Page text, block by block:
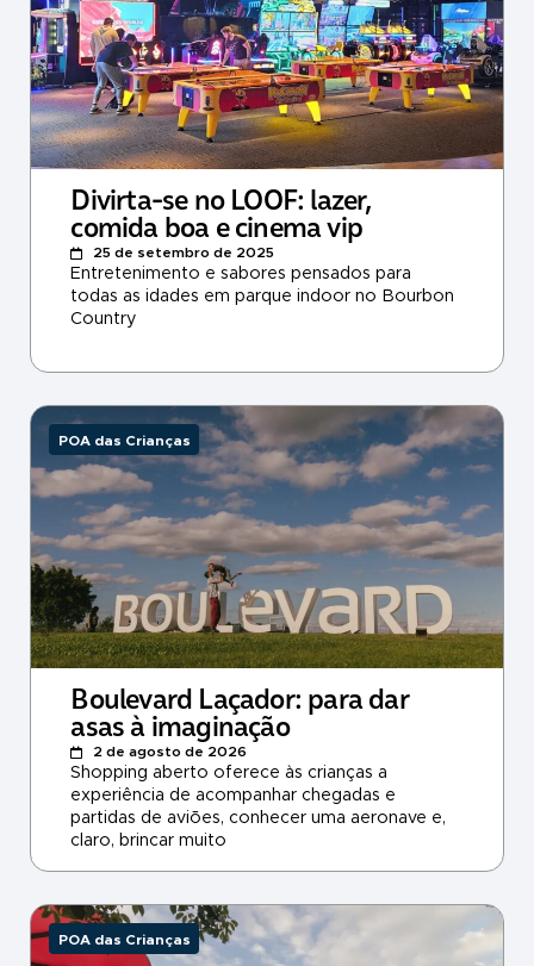
Divirta-se no LOOF: lazer,
comida boa e cinema vip
25 de setembro de 2025
Entretenimento e sabores pensados para
todas as idades em parque indoor no Bourbon
Country
POA das Crianças
Boulevard Laçador: para dar
asas à imaginação
2 de agosto de 2026
Shopping aberto oferece às crianças a
experiência de acompanhar chegadas e
partidas de aviões, conhecer uma aeronave e,
claro, brincar muito
POA das Crianças